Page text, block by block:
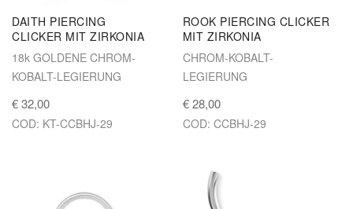
DAITH PIERCING
CLICKER MIT ZIRKONIA
18k GOLDENE CHROM-
KOBALT-LEGIERUNG
€ 32,00
COD: KT-CCBHJ-29
ROOK PIERCING CLICKER
MIT ZIRKONIA
CHROM-KOBALT-
LEGIERUNG
€ 28,00
COD: CCBHJ-29